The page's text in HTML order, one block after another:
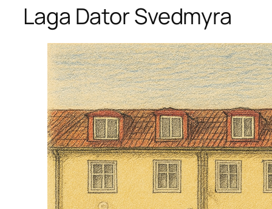
Laga Dator Svedmyra